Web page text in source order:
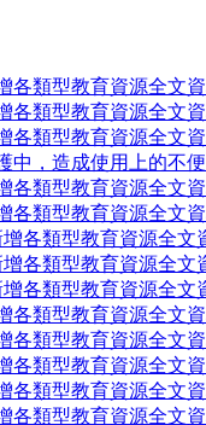
各類型教育資源全文
各類型教育資源全文
各類型教育資源全文
中，造成使用上的不
各類型教育資源全文
各類型教育資源全文
增各類型教育資源全文
增各類型教育資源全文
增各類型教育資源全文
各類型教育資源全文
各類型教育資源全文
各類型教育資源全文
各類型教育資源全文
各類型教育資源全文